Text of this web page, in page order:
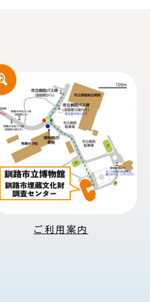
ご利用案内